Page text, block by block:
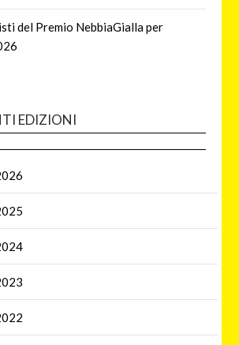
del Premio NebbiaGialla per
EDIZIONI